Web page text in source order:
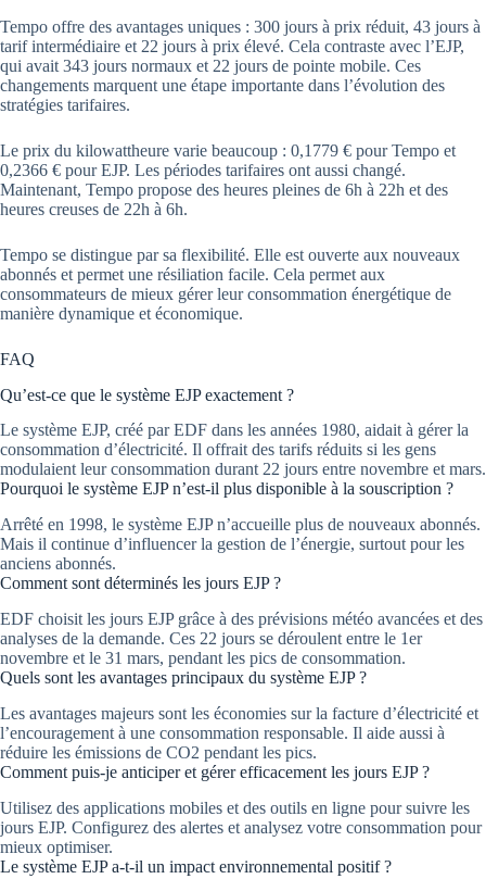
Tempo offre des avantages uniques : 300 jours à prix réduit, 43 jours à
tarif intermédiaire et 22 jours à prix élevé. Cela contraste avec l’EJP,
qui avait 343 jours normaux et 22 jours de pointe mobile. Ces
changements marquent une étape importante dans l’évolution des
stratégies tarifaires.
Le prix du kilowattheure varie beaucoup : 0,1779 € pour Tempo et
0,2366 € pour EJP. Les périodes tarifaires ont aussi changé.
Maintenant, Tempo propose des heures pleines de 6h à 22h et des
heures creuses de 22h à 6h.
Tempo se distingue par sa flexibilité. Elle est ouverte aux nouveaux
abonnés et permet une résiliation facile. Cela permet aux
consommateurs de mieux gérer leur consommation énergétique de
manière dynamique et économique.
FAQ
Qu’est-ce que le système EJP exactement ?
Le système EJP, créé par EDF dans les années 1980, aidait à gérer la
consommation d’électricité. Il offrait des tarifs réduits si les gens
modulaient leur consommation durant 22 jours entre novembre et mars.
Pourquoi le système EJP n’est-il plus disponible à la souscription ?
Arrêté en 1998, le système EJP n’accueille plus de nouveaux abonnés.
Mais il continue d’influencer la gestion de l’énergie, surtout pour les
anciens abonnés.
Comment sont déterminés les jours EJP ?
EDF choisit les jours EJP grâce à des prévisions météo avancées et des
analyses de la demande. Ces 22 jours se déroulent entre le 1er
novembre et le 31 mars, pendant les pics de consommation.
Quels sont les avantages principaux du système EJP ?
Les avantages majeurs sont les économies sur la facture d’électricité et
l’encouragement à une consommation responsable. Il aide aussi à
réduire les émissions de CO2 pendant les pics.
Comment puis-je anticiper et gérer efficacement les jours EJP ?
Utilisez des applications mobiles et des outils en ligne pour suivre les
jours EJP. Configurez des alertes et analysez votre consommation pour
mieux optimiser.
Le système EJP a-t-il un impact environnemental positif ?